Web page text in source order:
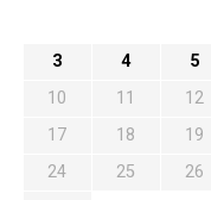
3
4 5
10
11 12
17
18 19
24
25 26